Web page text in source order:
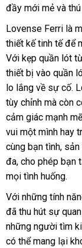
đầy mới mẻ mini
và
Lovense Ferri là
thiết kế tinh tế
lý
để
Với kẹp quần lót
thiết bị vào quần
lo lắng về sự cốở.
tùy chỉnh amazon
mà còn
cảm giác mạnh mẽ
vui một mình hay
cùng bạn tìnhtham
khảo
,
đasửa
chữa
, cho phép bạn
mọi tình huống.
Với giảm
giá
những tính
đã thu hút sự
những người tìm
có thể mang lại